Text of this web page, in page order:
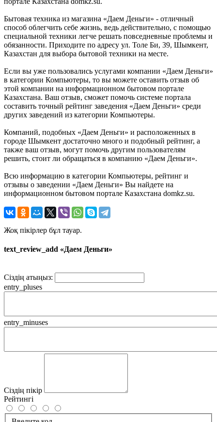
Бытовая техника из магазина «Даем Деньги» - отличный
способ облегчить себе жизнь, ведь действительно, с помощью
специальной техники легче решать повседневные проблемы и
обязанности. Приходите по адресу ул. Толе Би, 39, Шымкент,
Казахстан для выбора бытовой техники на месте.
Если вы уже пользовались услугами компании «Даем Деньги»
в категории Компьютеры, то вы можете оставить отзыв об
этой компании на информационном бытовом портале
Казахстана. Ваш отзыв, сможет помочь системе портала
составить точный рейтинг заведения «Даем Деньги» среди
других заведений из категории Компьютеры.
Компаний, подобных «Даем Деньги» и расположенных в
городе Шымкент достаточно много и подобный рейтинг, а
также ваш отзыв, могут помочь другим пользователям
решить, стоит ли обращаться в компанию «Даем Деньги».
Всю информацию в категории Компьютеры, рейтинг и
отзывы о заведении «Даем Деньги» Вы найдете на
информационном бытовом портале Казахстана domkz.su.
Жоқ пікірлер бұл тауар.
text_review_add «Даем Деньги»
Сіздің атыңыз:
entry_pluses
entry_minuses
Сіздің пікір
Рейтингі